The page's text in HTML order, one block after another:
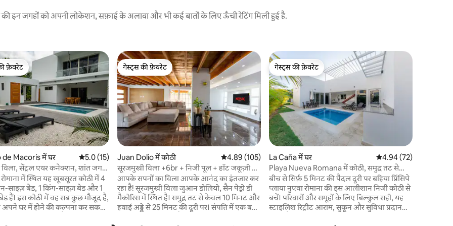
इन जगहों को अपनी लोकेशन, सफ़ाई के अलावा और भी कई बातों के लिए ऊँची रेटिंग मिली हुई है.
फ़ेवरेट
फ़ेवरेट
de Macorís में घर औसत रेटिंग 5 में से 5.0, 15 समीक्षाएँ
5.0 (15)
विला, सेंट्रल एयर कनेक्शन, शांत जगह,
रोमाना में स्थित यह खूबसूरत कोठी में 4
साइज़ बेड, 1 किंग-साइज़ बेड और 1
हैं। इस कोठी में वह सब कुछ मौजूद है,
घर में होने की कल्पना कर सकते
गेस्ट्स की फ़ेवरेट
गेस्ट्स की फ़ेवरेट
Juan Dolio में कोठी औसत रेटिंग 5 में से 4.89, 105 समीक्षाएँ
4.89 (105)
सूरजमुखी विला +6br + निजी पूल + हॉट जकूज़ी +
वाईफ़ाई
आपके सपनों का विला आपके आनंद का इंतजार कर
रहा है! सूरजमुखी विला जुआन डोलियो, सैन पेड्रो डी
मैकोरिस में स्थित है। समुद्र तट से केवल 10 मिनट और
हवाई अड्डे से 25 मिनट की दूरी पर। संपत्ति में एक बड़ा
गेस्ट्स की फ़ेवरेट
गेस्ट्स की फ़ेवरेट
La Caña में घर औसत रेटिंग 5 में से 4.94,
4.94 (72)
Playa Nueva Romana में कोठी, समुद्र तट से
सीढ़ियाँ।
बीच से सिर्फ़ 5 मिनट की पैदल दूरी पर बहिया प्रिंसिपे
प्लाया नुएवा रोमाना की इस आलीशान निजी कोठी से
बचें। परिवारों और समूहों के लिए बिल्कुल सही, यह
स्टाइलिश रिट्रीट आराम, सुकून और सुविधा प्रदान